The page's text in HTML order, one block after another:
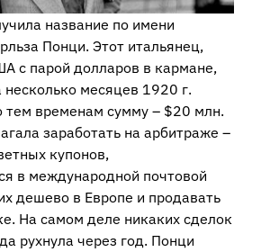
название по имени
Понци. Этот итальянец,
с парой долларов в кармане,
несколько месяцев 1920 г.
тем временам сумму – $20 млн.
заработать на арбитраже –
купонов,
в международной почтовой
дешево в Европе и продавать
На самом деле никаких сделок
рухнула через год. Понци